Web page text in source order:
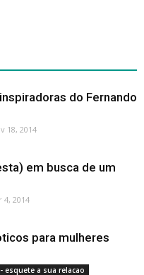
do Fernando
18, 2014
em busca de um
4, 2014
para mulheres
esquete a sua relacao